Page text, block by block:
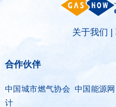
关于我们
合作伙伴
中国城市燃气协会 中国能源
计